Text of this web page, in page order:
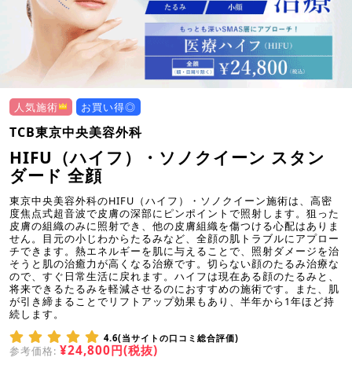
人気施術 お買い得◎
TCB東京中央美容外科
HIFU（ハイフ）・ソノクイーン スタン
ダード 全顔
東京中央美容外科のHIFU（ハイフ）・ソノクイーン施術は、高密
度焦点式超音波で皮膚の深部にピンポイントで照射します。狙った
皮膚の組織のみに照射でき、他の皮膚組織を傷つける心配はありま
せん。目元の小じわからたるみなど、全顔の肌トラブルにアプロー
チできます。熱エネルギーを肌に与えることで、照射ダメージを治
そうと肌の治癒力が高くなる治療です。切らない顔のたるみ治療な
ので、すぐ日常生活に戻れます。ハイフは現在ある顔のたるみと、
将来できるたるみを軽減させるのにおすすめの施術です。また、肌
が引き締まることでリフトアップ効果もあり、半年から1年ほど持
続します。
4.6(当サイトの口コミ総合評価)
参考価格: ¥24,800円(税抜)